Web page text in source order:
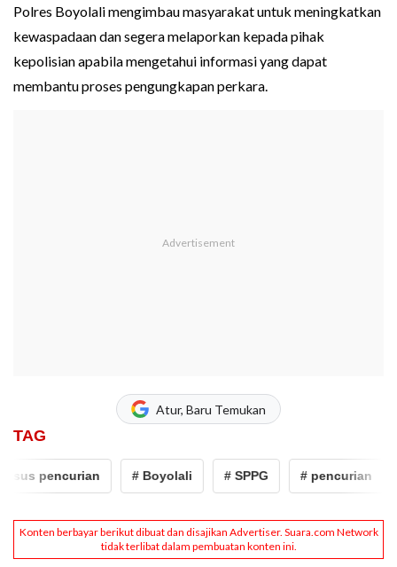
Polres Boyolali mengimbau masyarakat untuk meningkatkan
kewaspadaan dan segera melaporkan kepada pihak
kepolisian apabila mengetahui informasi yang dapat
membantu proses pengungkapan perkara.
Atur, Baru Temukan
TAG
pencurian # Boyolali # SPPG # pencurian